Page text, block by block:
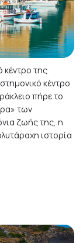
κέντρο της
κέντρο
πήρε το
των
ζωής της, η
ιστορία